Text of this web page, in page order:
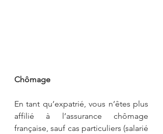
Chômage
En tant qu’expatrié, vous n’êtes plus
affilié à l’assurance chômage
française, sauf cas particuliers (salarié